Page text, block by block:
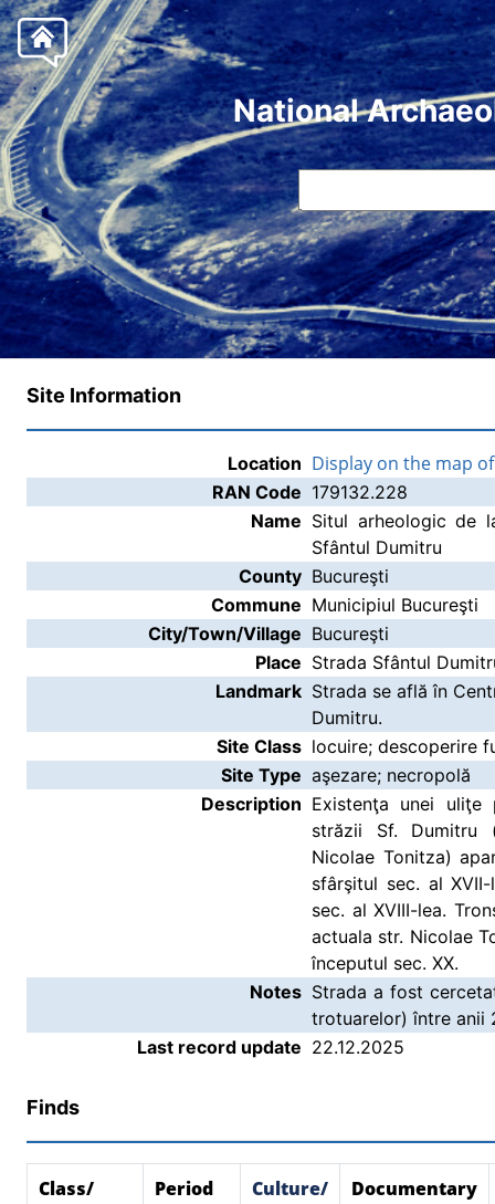
National
Site Information
Location Display on the map
RAN Code 179132.228
Name Situl arheologic de
Sfântul Dumitru
County Bucureşti
Commune Municipiul Bucureşti
City/Town/Village Bucureşti
Place Strada Sfântul
Landmark Strada se află în
Dumitru.
Site Class locuire; descoperire
Site Type aşezare; necropolă
Description Existenţa unei
străzii Sf. Dumitru
Nicolae Tonitza)
sfârşitul sec. al
sec. al XVIII-lea.
actuala str. Nicolae
începutul sec. XX.
Notes Strada a fost
trotuarelor) între anii
Last record update 22.12.2025
Finds
Class/
Period
Culture/
Documentary